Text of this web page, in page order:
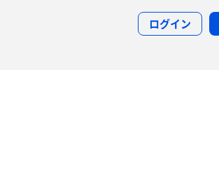
ログイン